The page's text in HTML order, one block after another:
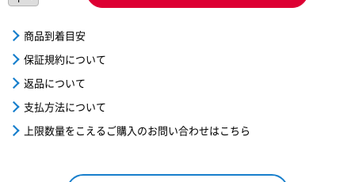
商品到着目安
保証規約について
返品について
支払方法について
上限数量をこえるご購入のお問い合わせはこちら